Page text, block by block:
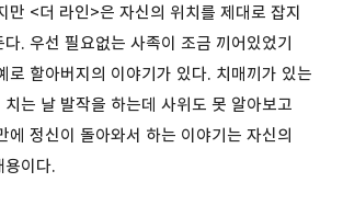
만 <더 라인>은 자신의 위치를 제대로 잡지
. 우선 필요없는 사족이 조금 끼어있었기
로 할아버지의 이야기가 있다. 치매끼가 있는
는 날 발작을 하는데 사위도 못 알아보고
에 정신이 돌아와서 하는 이야기는 자신의
용이다.